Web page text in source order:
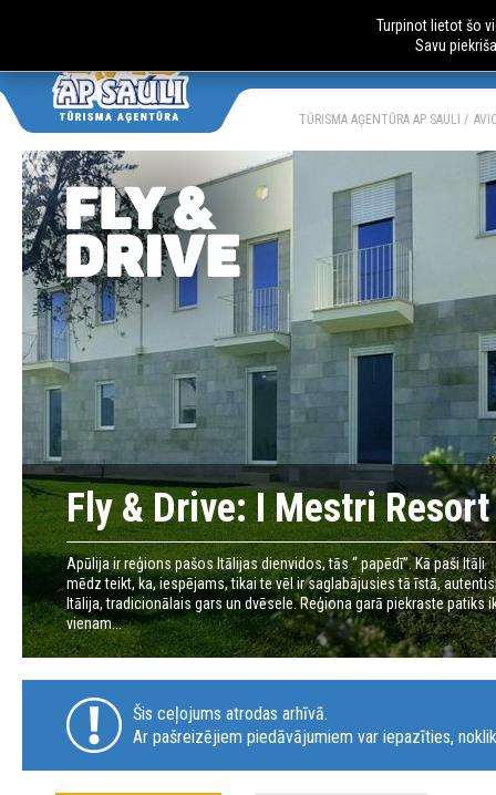
AUTOBUSU
TŪRISMA AĢENTŪRA AP SAULI
Fly & Drive: I Mestri
Apūlija ir reģions pašos Itālijas dienvidos, tās “ papēdī”. Kā paši Itāļi
mēdz teikt, ka, iespējams, tikai te vēl ir saglabājusies tā īstā,
Itālija, tradicionālais gars un dvēsele. Reģiona garā piekraste patiks
vienam...
Šis ceļojums atrodas arhīvā.
Ar pašreizējiem piedāvājumiem var iepazīties,
Turpinot lietot šo
Savu